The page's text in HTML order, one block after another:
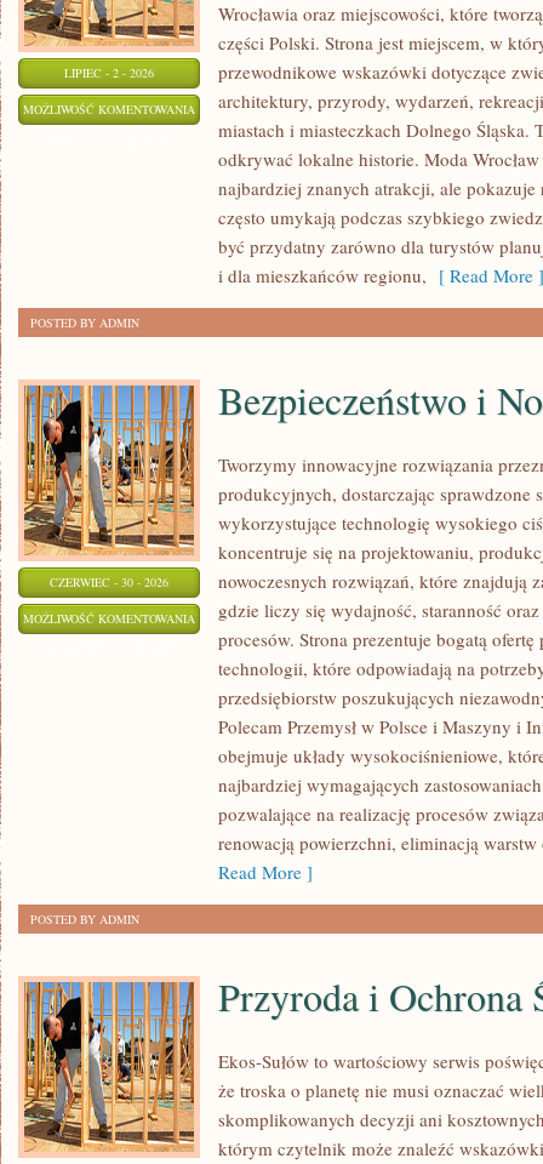
LIPIEC - 2 - 2026
MOŻLIWOŚĆ KOMENTOWANIA ZGORZELEC
Wrocławia oraz miejscowości, które
części Polski. Strona jest miejscem, w
przewodnikowe wskazówki dotyczące
architektury, przyrody, wydarzeń,
miastach i miasteczkach Dolnego Śląska.
odkrywać lokalne historie. Moda
najbardziej znanych atrakcji, ale
często umykają podczas szybkiego
być przydatny zarówno dla turystów
i dla mieszkańców regionu, [ Read More ]
POSTED BY ADMIN
CZERWIEC - 30 - 2026
MOŻLIWOŚĆ KOMENTOWANIA BEZPIECZEŃSTWO
NORMY
Bezpieczeństwo i
Tworzymy innowacyjne rozwiązania
produkcyjnych, dostarczając sprawdzone
wykorzystujące technologię wysokiego
koncentruje się na projektowaniu,
nowoczesnych rozwiązań, które znajdują
gdzie liczy się wydajność, staranność
procesów. Strona prezentuje bogatą ofertę
technologii, które odpowiadają na
przedsiębiorstw poszukujących
Polecam Przemysł w Polsce i Maszyny i
obejmuje układy wysokociśnieniowe,
najbardziej wymagających
pozwalające na realizację procesów
renowacją powierzchni, eliminacją
Read More ]
POSTED BY ADMIN
Przyroda i Ochrona
Ekos-Sułów to wartościowy serwis
że troska o planetę nie musi oznaczać
skomplikowanych decyzji ani
którym czytelnik może znaleźć